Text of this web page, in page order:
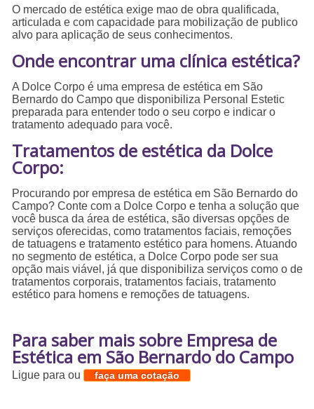
O mercado de estética exige mao de obra qualificada,
articulada e com capacidade para mobilização de publico
alvo para aplicação de seus conhecimentos.
Onde encontrar uma clínica estética?
A Dolce Corpo é uma empresa de estética em São
Bernardo do Campo que disponibiliza Personal Estetic
preparada para entender todo o seu corpo e indicar o
tratamento adequado para você.
Tratamentos de estética da Dolce
Corpo:
Procurando por empresa de estética em São Bernardo do
Campo? Conte com a Dolce Corpo e tenha a solução que
você busca da área de estética, são diversas opções de
serviços oferecidas, como tratamentos faciais, remoções
de tatuagens e tratamento estético para homens. Atuando
no segmento de estética, a Dolce Corpo pode ser sua
opção mais viável, já que disponibiliza serviços como o de
tratamentos corporais, tratamentos faciais, tratamento
estético para homens e remoções de tatuagens.
Para saber mais sobre Empresa de
Estética em São Bernardo do Campo
Ligue paraou faça uma cotação